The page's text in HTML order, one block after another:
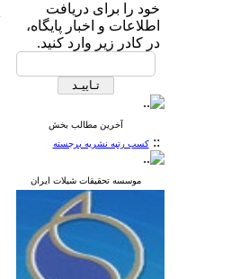
خود را برای دریافت
اطلاعات و اخبار پایگاه،
در کادر زیر وارد کنید.
آخرین مطالب بخش
::کسب رتبه نشریه برجسته
موسسه تحقیقات شیلات ایران